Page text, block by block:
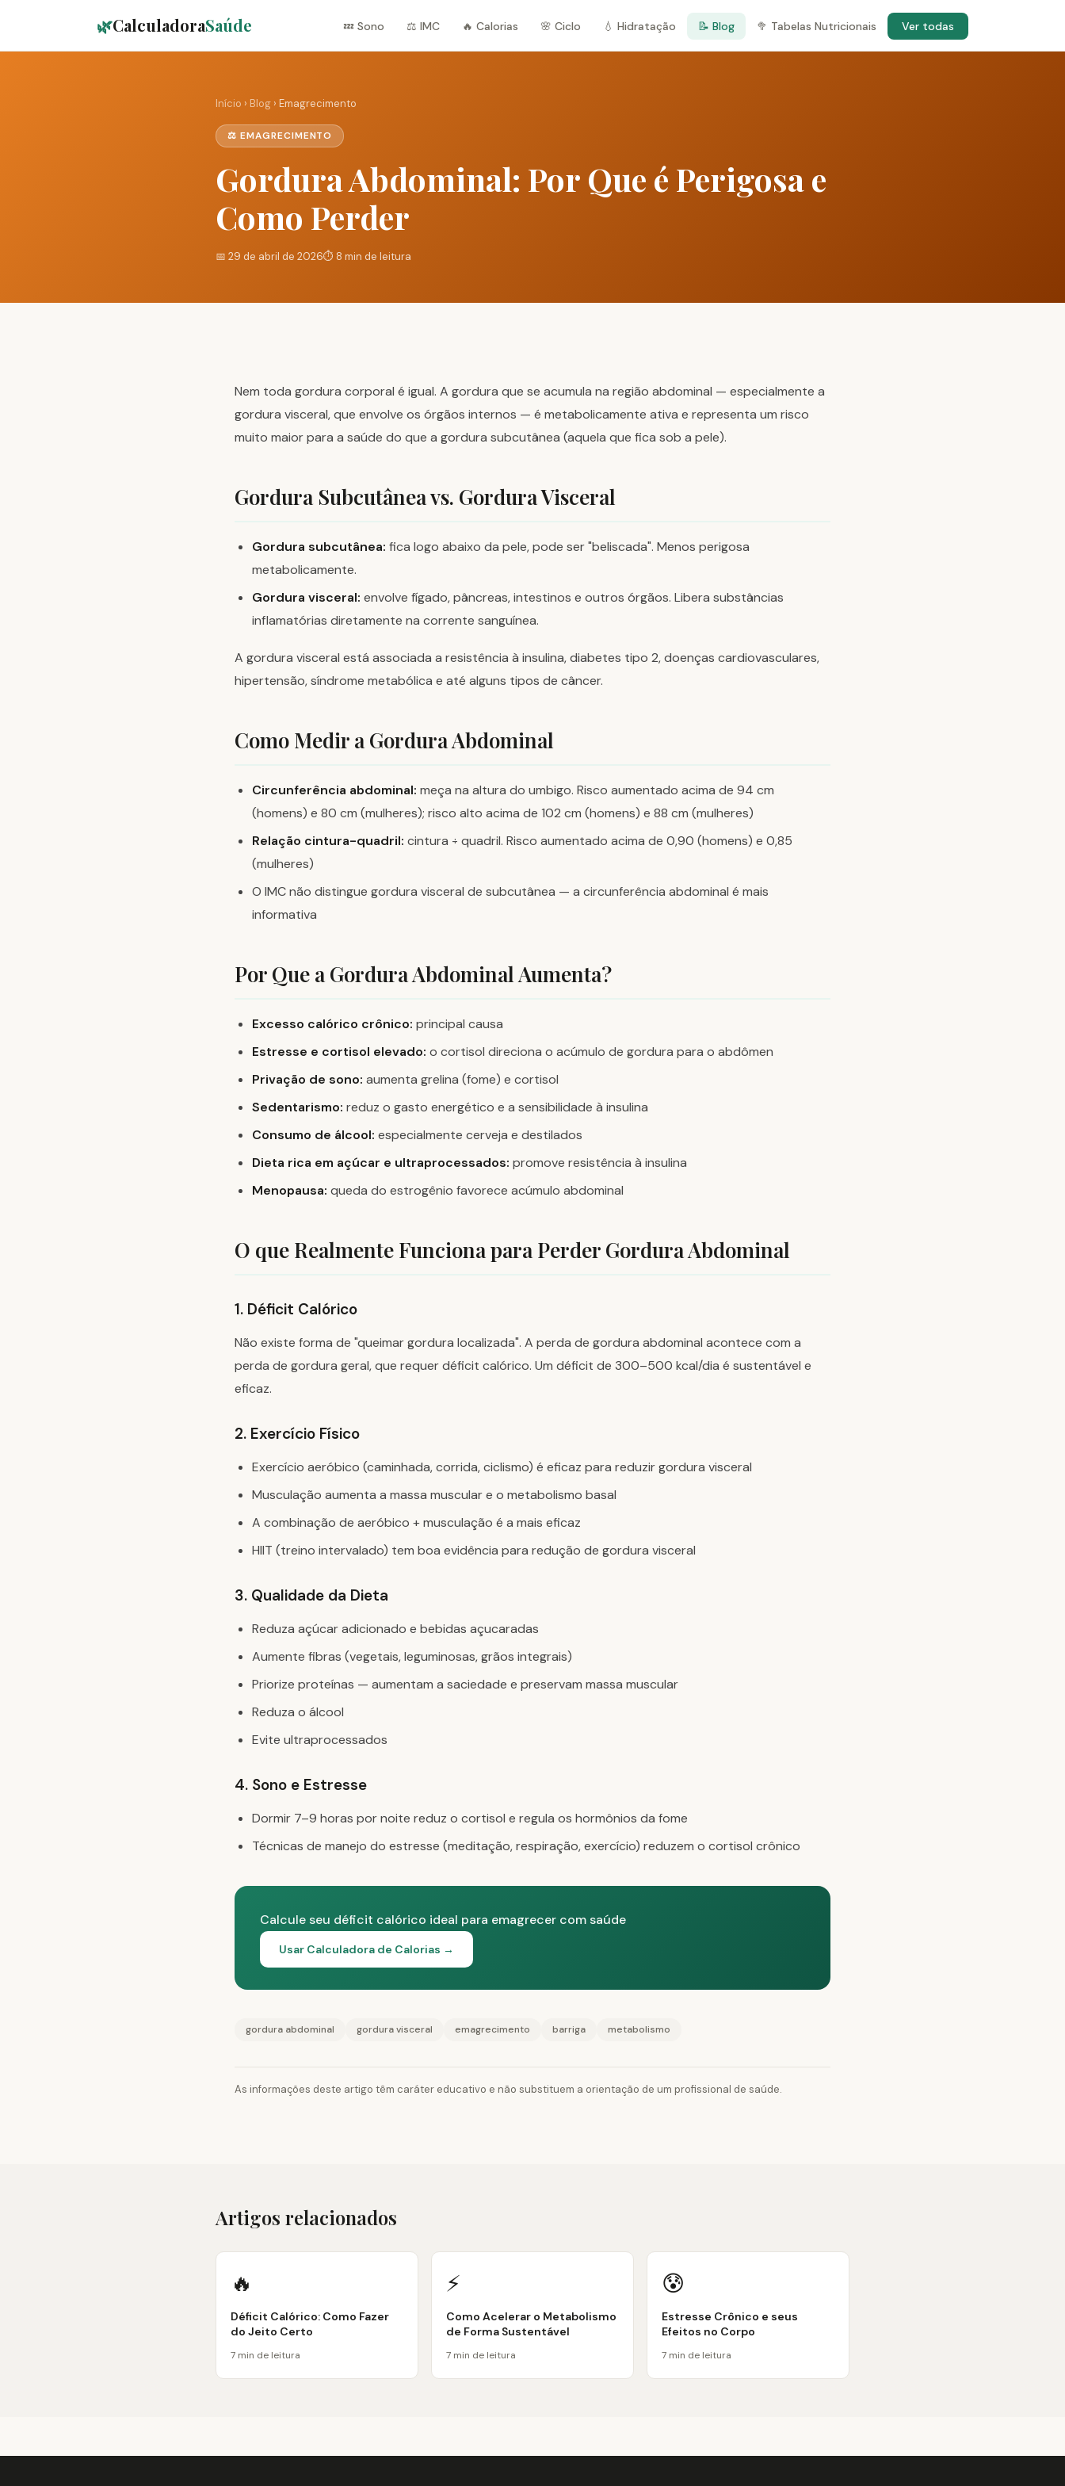
🌿CalculadoraSaúde 💤 Sono ⚖️ IMC 🔥 Calorias 🌸 Ciclo 💧 Hidratação 📝 Blog 🥦 Tabelas Nutricionais Ver todas
Início › Blog › Emagrecimento
⚖️ EMAGRECIMENTO
Gordura Abdominal: Por Que é Perigosa e
Como Perder
📅 29 de abril de 2026⏱️ 8 min de leitura
Nem toda gordura corporal é igual. A gordura que se acumula na região abdominal — especialmente a
gordura visceral, que envolve os órgãos internos — é metabolicamente ativa e representa um risco
muito maior para a saúde do que a gordura subcutânea (aquela que fica sob a pele).
Gordura Subcutânea vs. Gordura Visceral
Gordura subcutânea: fica logo abaixo da pele, pode ser "beliscada". Menos perigosa
metabolicamente.
Gordura visceral: envolve fígado, pâncreas, intestinos e outros órgãos. Libera substâncias
inflamatórias diretamente na corrente sanguínea.
A gordura visceral está associada a resistência à insulina, diabetes tipo 2, doenças cardiovasculares,
hipertensão, síndrome metabólica e até alguns tipos de câncer.
Como Medir a Gordura Abdominal
Circunferência abdominal: meça na altura do umbigo. Risco aumentado acima de 94 cm
(homens) e 80 cm (mulheres); risco alto acima de 102 cm (homens) e 88 cm (mulheres)
Relação cintura-quadril: cintura ÷ quadril. Risco aumentado acima de 0,90 (homens) e 0,85
(mulheres)
O IMC não distingue gordura visceral de subcutânea — a circunferência abdominal é mais
informativa
Por Que a Gordura Abdominal Aumenta?
Excesso calórico crônico: principal causa
Estresse e cortisol elevado: o cortisol direciona o acúmulo de gordura para o abdômen
Privação de sono: aumenta grelina (fome) e cortisol
Sedentarismo: reduz o gasto energético e a sensibilidade à insulina
Consumo de álcool: especialmente cerveja e destilados
Dieta rica em açúcar e ultraprocessados: promove resistência à insulina
Menopausa: queda do estrogênio favorece acúmulo abdominal
O que Realmente Funciona para Perder Gordura Abdominal
1. Déficit Calórico
Não existe forma de "queimar gordura localizada". A perda de gordura abdominal acontece com a
perda de gordura geral, que requer déficit calórico. Um déficit de 300–500 kcal/dia é sustentável e
eficaz.
2. Exercício Físico
Exercício aeróbico (caminhada, corrida, ciclismo) é eficaz para reduzir gordura visceral
Musculação aumenta a massa muscular e o metabolismo basal
A combinação de aeróbico + musculação é a mais eficaz
HIIT (treino intervalado) tem boa evidência para redução de gordura visceral
3. Qualidade da Dieta
Reduza açúcar adicionado e bebidas açucaradas
Aumente fibras (vegetais, leguminosas, grãos integrais)
Priorize proteínas — aumentam a saciedade e preservam massa muscular
Reduza o álcool
Evite ultraprocessados
4. Sono e Estresse
Dormir 7–9 horas por noite reduz o cortisol e regula os hormônios da fome
Técnicas de manejo do estresse (meditação, respiração, exercício) reduzem o cortisol crônico
Calcule seu déficit calórico ideal para emagrecer com saúde
Usar Calculadora de Calorias →
gordura abdominal gordura visceral emagrecimento barriga metabolismo
As informações deste artigo têm caráter educativo e não substituem a orientação de um profissional de saúde.
Artigos relacionados
🔥
Déficit Calórico: Como Fazer
do Jeito Certo
7 min de leitura
⚡
Como Acelerar o Metabolismo
de Forma Sustentável
7 min de leitura
😰
Estresse Crônico e seus
Efeitos no Corpo
7 min de leitura